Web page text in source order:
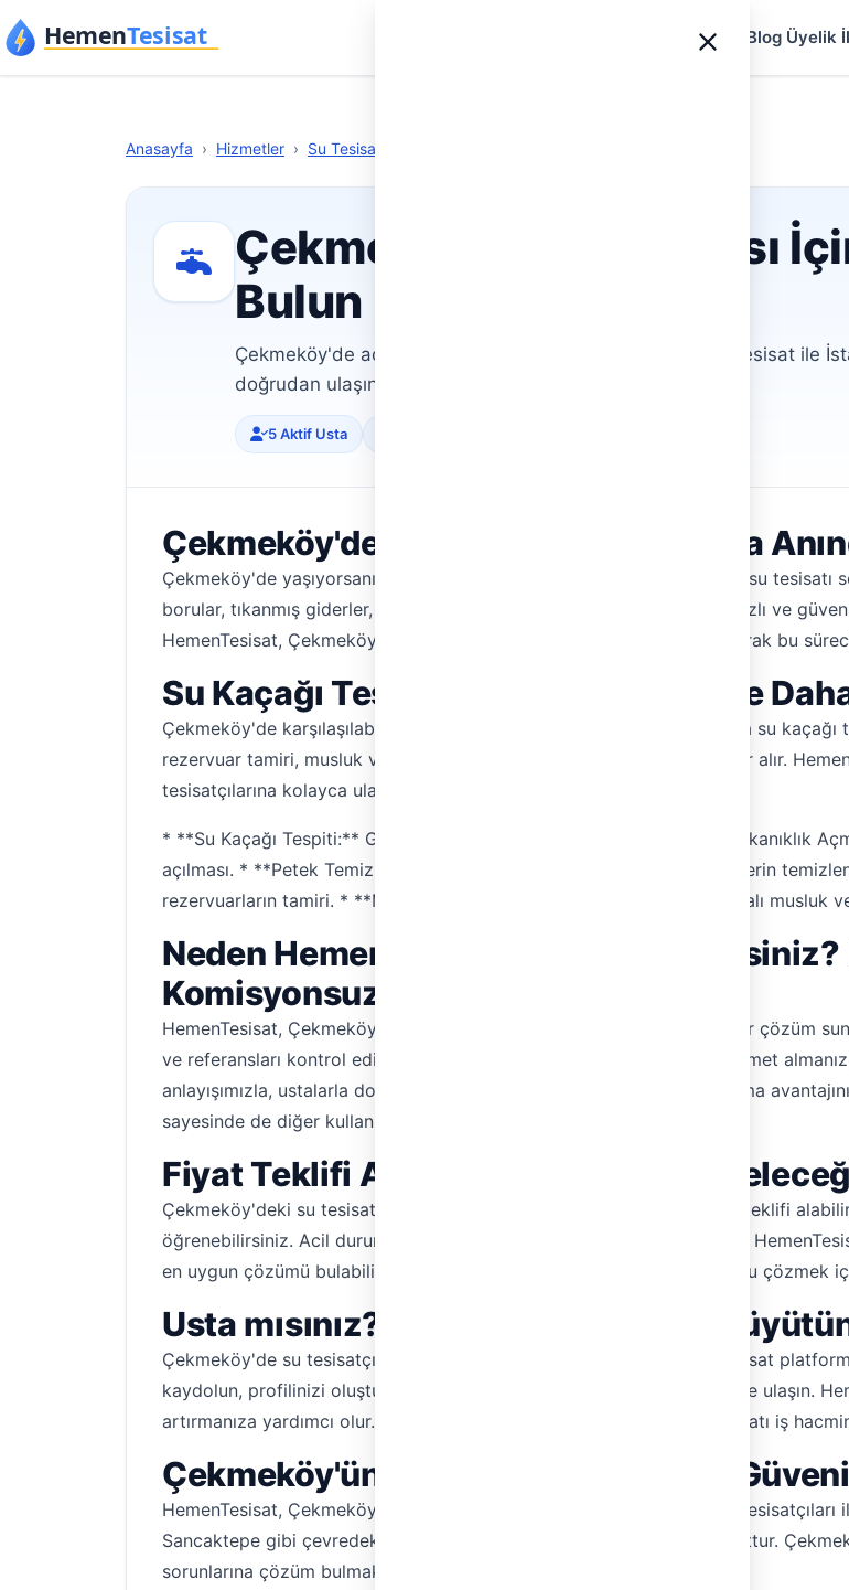
İçeriğe geç
Rehberler Blog Üyelik
Anasayfa › Hizmetler › Su Tesisatı
Çekmeköy su tesisatçısı
Bulun
Çekmeköy'de acil su tesisatı sorunlarınız mı var? HemenTesisat ile
doğrudan ulaşın, aracısız ve komisyonsuz fiyat teklifi alın.
5 Aktif Usta
Çekmeköy'de Su Tesisatı Sorunlarına
Çekmeköy'de yaşıyorsanız, evinizde veya iş yerinizde meydana gelen su tesisatı
borular, tıkanmış giderler, arızalı musluklar... Bu tür acil durumlar için hızlı ve
HemenTesisat, Çekmeköy'deki en iyi su tesisatçılarını sizinle buluşturarak bu
Su Kaçağı Tespiti, Tıkanıklık Açma ve
Çekmeköy'de karşılaşılabilecek en yaygın su tesisatı sorunları arasında su
rezervuar tamiri, musluk ve batarya değişimi ile kanalizasyon açma yer alır.
tesisatçılarına kolayca ulaşabilirsiniz.
* **Su Kaçağı Tespiti:** Gelişmiş cihazlarla hızlı ve doğru tespit. * **Tıkanıklık
açılması. * **Petek Temizliği:** Isınma verimliliğini artırmak için peteklerin
rezervuarların tamiri. * **Musluk ve Batarya Değişimi:** Eski veya arızalı musluk
Neden HemenTesisat'ı Tercih Etmelisiniz?
Komisyonsuz
HemenTesisat, Çekmeköy'deki su tesisatı ihtiyaçlarınız için güvenilir bir çözüm
ve referansları kontrol edilmiştir. Bu sayede, kaliteli ve profesyonel hizmet
anlayışımızla, ustalarla doğrudan iletişim kurabilir ve şeffaf fiyatlandırma
sayesinde de diğer kullanıcıların deneyimlerinden faydalanabilirsiniz.
Fiyat Teklifi Alın, Ne Kadar Sürede
Çekmeköy'deki su tesisatı ustalarımızla iletişime geçerek hızlıca fiyat teklifi
öğrenebilirsiniz. Acil durumlarda, birçok usta 7/24 hizmet vermektedir.
en uygun çözümü bulabilirsiniz. Ustalara hızlıca ulaşmak ve sorununuzu çözmek
Usta mısınız? Çekmeköy'de İşinizi
Çekmeköy'de su tesisatçısı olarak faaliyet gösteriyorsanız, HemenTesisat
kaydolun, profilinizi oluşturun ve Çekmeköy'deki potansiyel müşterilere ulaşın.
artırmanıza yardımcı olur. Hemen kaydolun ve Çekmeköy'deki su tesisatı iş
Çekmeköy'ün Her Köşesine Hızlı ve
HemenTesisat, Çekmeköy'ün tüm mahallelerinde faaliyet gösteren su tesisatçıları
Sancaktepe gibi çevredeki ilçelere de hizmet veren ustalarımız mevcuttur.
sorunlarına çözüm bulmak artık çok kolay.